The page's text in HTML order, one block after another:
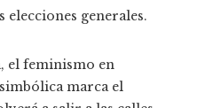
elecciones generales.
el feminismo en
marca el